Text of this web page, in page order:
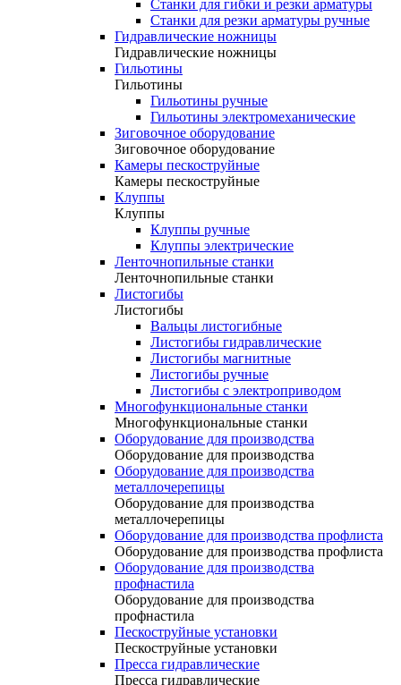
Станки для гибки и резки арматуры
Станки для резки арматуры ручные
Гидравлические ножницы
Гидравлические ножницы
Гильотины
Гильотины
Гильотины ручные
Гильотины электромеханические
Зиговочное оборудование
Зиговочное оборудование
Камеры пескоструйные
Камеры пескоструйные
Клуппы
Клуппы
Клуппы ручные
Клуппы электрические
Ленточнопильные станки
Ленточнопильные станки
Листогибы
Листогибы
Вальцы листогибные
Листогибы гидравлические
Листогибы магнитные
Листогибы ручные
Листогибы с электроприводом
Многофункциональные станки
Многофункциональные станки
Оборудование для производства
Оборудование для производства
Оборудование для производства
металлочерепицы
Оборудование для производства
металлочерепицы
Оборудование для производства профлиста
Оборудование для производства профлиста
Оборудование для производства
профнастила
Оборудование для производства
профнастила
Пескоструйные установки
Пескоструйные установки
Пресса гидравлические
Пресса гидравлические